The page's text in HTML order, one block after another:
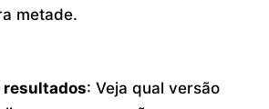
metade.
resultados: Veja qual versão